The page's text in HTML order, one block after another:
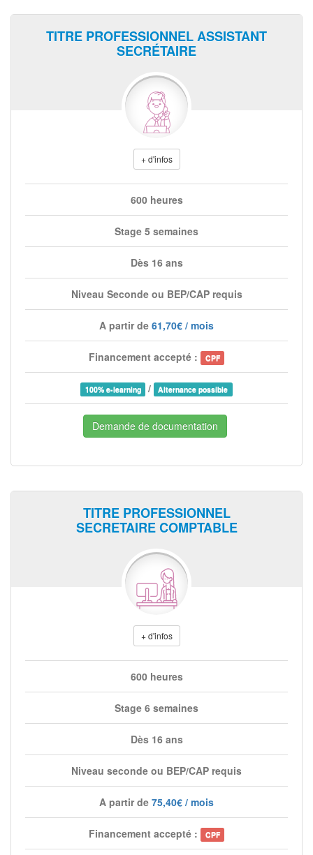
TITRE PROFESSIONNEL ASSISTANT
SECRÉTAIRE
+ d'infos
600 heures
Stage 5 semaines
Dès 16 ans
Niveau Seconde ou BEP/CAP requis
A partir de 61,70€ / mois
Financement accepté : CPF
100% e-learning / Alternance possible
Demande de documentation
TITRE PROFESSIONNEL
SECRETAIRE COMPTABLE
+ d'infos
600 heures
Stage 6 semaines
Dès 16 ans
Niveau seconde ou BEP/CAP requis
A partir de 75,40€ / mois
Financement accepté : CPF